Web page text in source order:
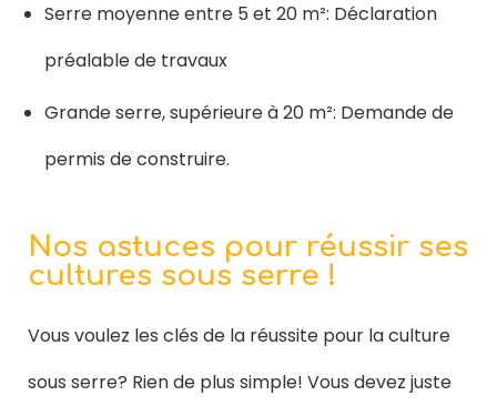
Serre moyenne entre 5 et 20 m²: Déclaration
préalable de travaux
Grande serre, supérieure à 20 m²: Demande de
permis de construire.
Nos astuces pour réussir ses
cultures sous serre !
Vous voulez les clés de la réussite pour la culture
sous serre? Rien de plus simple! Vous devez juste